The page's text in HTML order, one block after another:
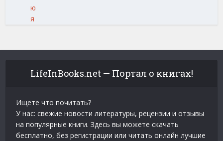
ю
я
LifeInBooks.net — Портал о книгах!
Ищете что почитать?
У нас: свежие новости литературы, рецензии и отзывы
на популярные книги. Здесь вы можете скачать
бесплатно, без регистрации или читать онлайн лучшие